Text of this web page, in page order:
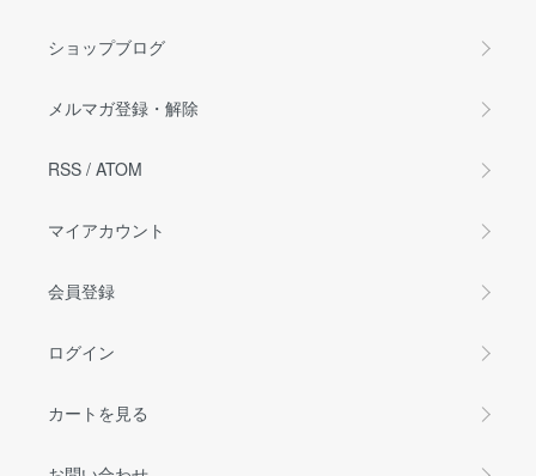
ショップブログ
メルマガ登録・解除
RSS / ATOM
マイアカウント
会員登録
ログイン
カートを見る